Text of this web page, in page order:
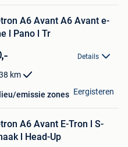
A6 Avant A6 Avant e-
l Pano l Tr
Details
km
emissie zones Eergisteren
A6 Avant E-Tron l S-
l Head-Up